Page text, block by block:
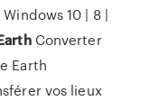
10 | 8 |
Converter
Earth
vos lieux